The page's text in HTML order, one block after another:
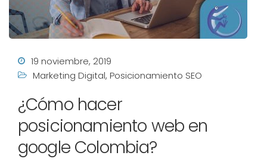
19 noviembre, 2019
Marketing Digital, Posicionamiento SEO
¿Cómo hacer
posicionamiento web en
google Colombia?